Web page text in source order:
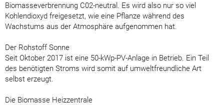
Biomasseverbrennung C02-neutral. Es wird also nur so viel
Kohlendioxyd freigesetzt, wie eine Pflanze während des
Wachstums aus der Atmosphäre aufgenommen hat.
Der Rohstoff Sonne
Seit Oktober 2017 ist eine 50-kWp-PV-Anlage in Betrieb. Ein Teil
des benötigten Stroms wird somit auf umweltfreundliche Art
selbst erzeugt.
Die Biomasse Heizzentrale